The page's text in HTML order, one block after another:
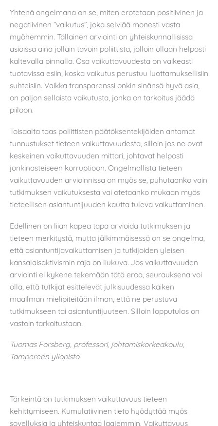
Yhtenä ongelmana on se, miten erotetaan positiivinen ja
negatiivinen ”vaikutus”, joka selviää monesti vasta
myöhemmin. Tällainen arviointi on yhteiskunnallisissa
asioissa aina jollain tavoin poliittista, jolloin ollaan helposti
kaltevalla pinnalla. Osa vaikuttavuudesta on vaikeasti
tuotavissa esiin, koska vaikutus perustuu luottamuksellisiin
suhteisiin. Vaikka transparenssi onkin sinänsä hyvä asia,
on paljon sellaista vaikutusta, jonka on tarkoitus jäädä
piiloon.
Toisaalta taas poliittisten päätöksentekijöiden antamat
tunnustukset tieteen vaikuttavuudesta, silloin jos ne ovat
keskeinen vaikuttavuuden mittari, johtavat helposti
jonkinasteiseen korruptioon. Ongelmallista tieteen
vaikuttavuuden arvioinnissa on myös se, puhutaanko vain
tutkimuksen vaikutuksesta vai otetaanko mukaan myös
tieteellisen asiantuntijuuden kautta tuleva vaikuttaminen.
Edellinen on liian kapea tapa arvioida tutkimuksen ja
tieteen merkitystä, mutta jälkimmäisessä on se ongelma,
että asiantuntijavaikuttamisen ja tutkijoiden yleisen
kansalaisaktivismin raja on liukuva. Jos vaikuttavuuden
arviointi ei kykene tekemään tätä eroa, seurauksena voi
olla, että tutkijat esittelevät julkisuudessa kaiken
maailman mielipiteitään ilman, että ne perustuva
tutkimukseen tai asiantuntijuuteen. Silloin lopputulos on
vastoin tarkoitustaan.
Tuomas Forsberg, professori, johtamiskorkeakoulu,
Tampereen yliopisto
Tärkeintä on tutkimuksen vaikuttavuus tieteen
kehittymiseen. Kumulatiivinen tieto hyödyttää myös
sovelluksia ja yhteiskuntaa laajemmin. Vaikuttavuus